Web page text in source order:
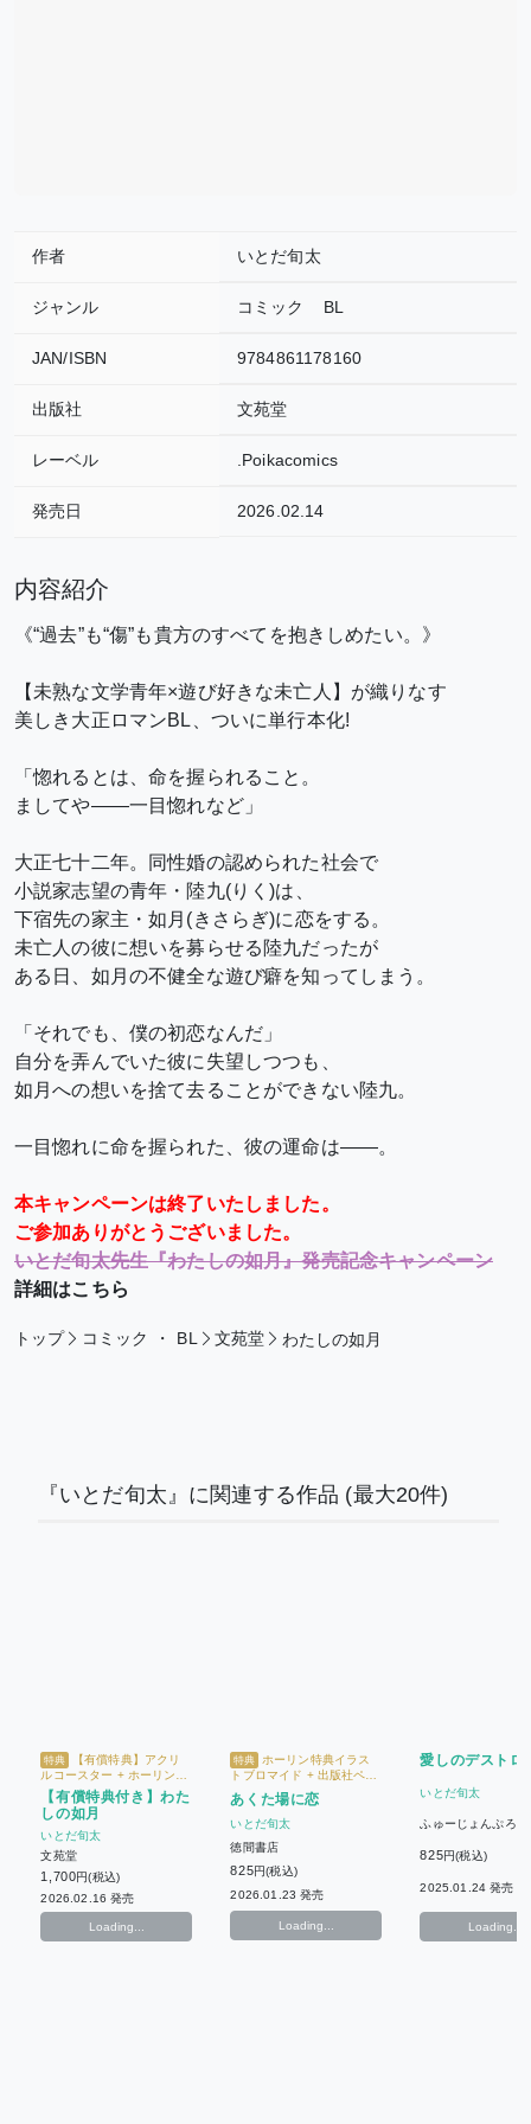
作者 いとだ旬太
ジャンル コミック BL
JAN/ISBN 9784861178160
出版社 文苑堂
レーベル .Poikacomics
発売日 2026.02.14
内容紹介
《“過去”も“傷”も貴方のすべてを抱きしめたい。》
【未熟な文学青年×遊び好きな未亡人】が織りなす
美しき大正ロマンBL、ついに単行本化!
「惚れるとは、命を握られること。
ましてや――一目惚れなど」
大正七十二年。同性婚の認められた社会で
小説家志望の青年・陸九(りく)は、
下宿先の家主・如月(きさらぎ)に恋をする。
未亡人の彼に想いを募らせる陸九だったが
ある日、如月の不健全な遊び癖を知ってしまう。
「それでも、僕の初恋なんだ」
自分を弄んでいた彼に失望しつつも、
如月への想いを捨て去ることができない陸九。
一目惚れに命を握られた、彼の運命は――。
本キャンペーンは終了いたしました。
ご参加ありがとうございました。
いとだ旬太先生『わたしの如月』発売記念キャンペーン
詳細はこちら
トップ コミック ・ BL 文苑堂 わたしの如月
『いとだ旬太』に関連する作品 (最大20件)
特典
【有償特典】アクリ
ルコースター + ホーリン特
典4Pリーフレット
【有償特典付き】わた
しの如月
いとだ旬太
文苑堂
1,700円(税込)
2026.02.16 発売
Loading...
特典 ホーリン特典イラス
トブロマイド + 出版社ペー
あくた場に恋
いとだ旬太
徳間書店
825円(税込)
2026.01.23 発売
Loading...
愛しのデストロ
いとだ旬太
ふゅーじょんぷろだ
825円(税込)
2025.01.24 発売
Loading...